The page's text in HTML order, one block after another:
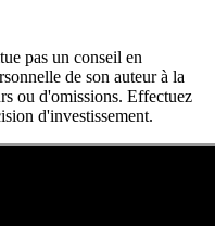
pas un conseil en
de son auteur à la
ou d'omissions. Effectuez
d'investissement.